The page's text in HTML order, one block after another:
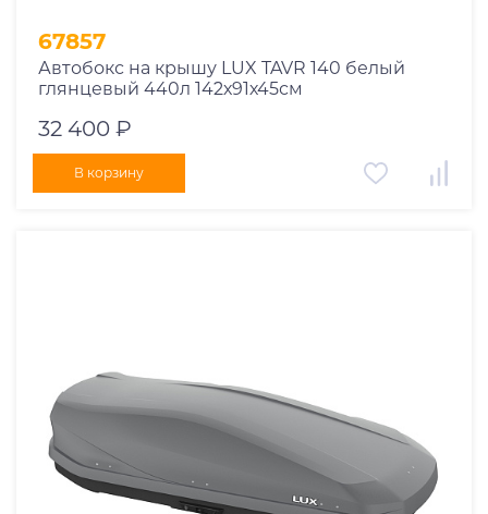
67857
Автобокс на крышу LUX TAVR 140 белый
глянцевый 440л 142х91х45см
32 400 ₽
В корзину